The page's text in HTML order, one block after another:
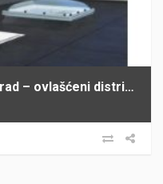
Krovni prozori LAGEN Beograd – ovlašćeni distributer FAKRO za Srbiju